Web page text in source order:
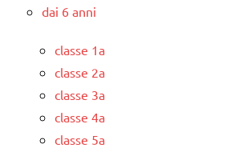
dai 6 anni
classe 1a
classe 2a
classe 3a
classe 4a
classe 5a